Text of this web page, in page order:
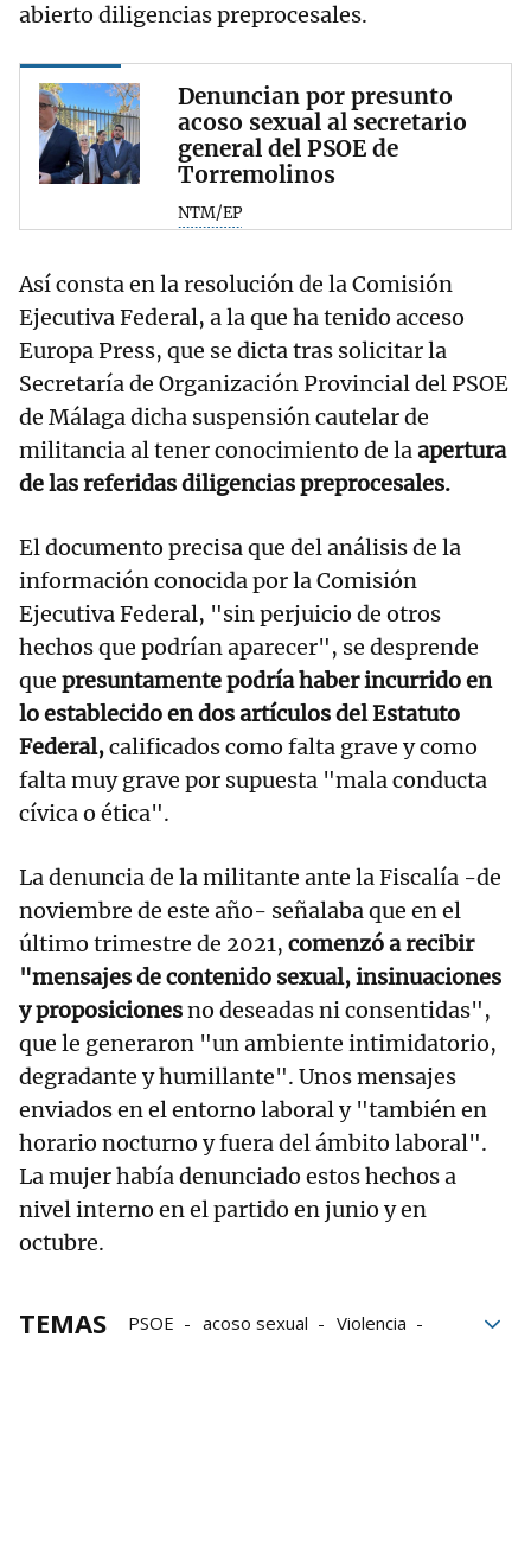
abierto diligencias preprocesales.
Denuncian por presunto
acoso sexual al secretario
general del PSOE de
Torremolinos
NTM/EP
Así consta en la resolución de la Comisión
Ejecutiva Federal, a la que ha tenido acceso
Europa Press, que se dicta tras solicitar la
Secretaría de Organización Provincial del PSOE
de Málaga dicha suspensión cautelar de
militancia al tener conocimiento de laapertura
de las referidas diligencias preprocesales.
El documento precisa que del análisis de la
información conocida por la Comisión
Ejecutiva Federal, "sin perjuicio de otros
hechos que podrían aparecer", se desprende
que presuntamente podría haber incurrido en
lo establecido en dos artículos del Estatuto
Federal,calificados como falta grave y como
falta muy grave por supuesta "mala conducta
cívica o ética".
La denuncia de la militante ante la Fiscalía -de
noviembre de este año- señalaba que en el
último trimestre de 2021, comenzó a recibir
"mensajes de contenido sexual, insinuaciones
y proposicionesno deseadas ni consentidas",
que le generaron "un ambiente intimidatorio,
degradante y humillante". Unos mensajes
enviados en el entorno laboral y "también en
horario nocturno y fuera del ámbito laboral".
La mujer había denunciado estos hechos a
nivel interno en el partido en junio y en
octubre.
TEMAS PSOE acoso sexual
Violencia